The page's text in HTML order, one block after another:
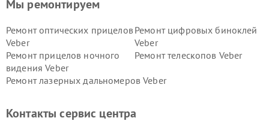
Мы ремонтируем
Ремонт оптических прицелов
Veber
Ремонт цифровых биноклей
Veber
Ремонт прицелов ночного
видения Veber
Ремонт телескопов Veber
Ремонт лазерных дальномеров Veber
Контакты сервис центра